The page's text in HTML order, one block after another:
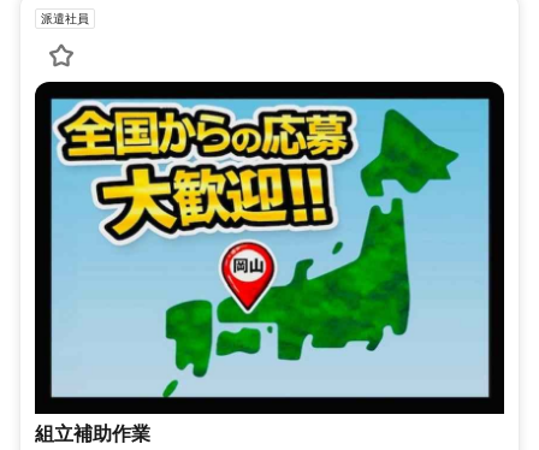
派遣社員
組立補助作業